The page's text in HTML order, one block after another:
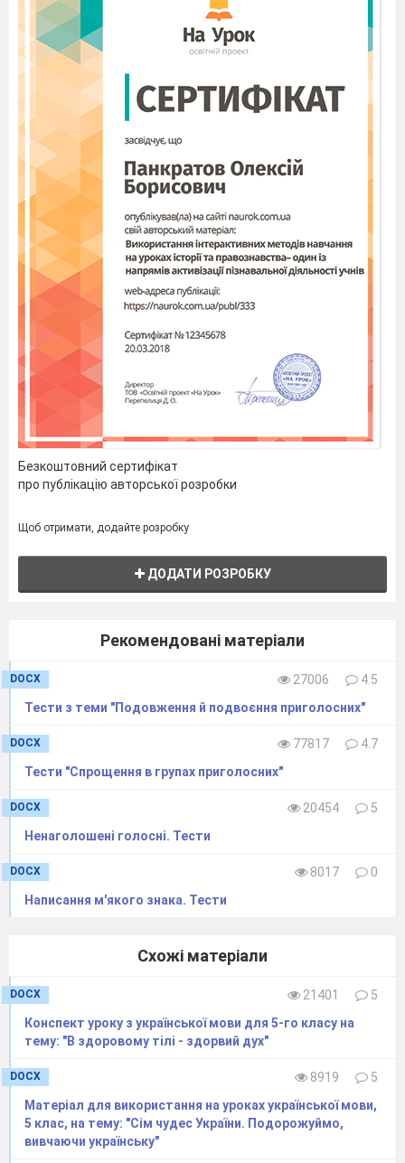
знань,формування практичних умінь і навичок
на основі набутих знань.
Цілевизначення:
Учень буде вміти:
Пояснити основні закономірності
чергуванняу-в, і-й
Правильно писати слова із зазначеною
Знаходити подану орфограму в текстах;
Учень буде знати:
Що таке чергування;
Основні закономірності чергуванняу-в,
і-й.
Правила написання слів із зазначеною
орфограмою.
Форма проведення:
інтерактивнихметодів :робота в парах,
«Незакінчене речення»,
«Асоціації»,
«Лінгвістичне дослідження»
І садив ці вишеньки малі,
і поважні пустуни – джмелі.
В. Симоненко
1. Емоційне
налаштування учнів до уроку.
Колективна бесіда.
бджіл і джмелів – пустунів?
- з ким з цих образів ви асоціюєте себе у житті?
- що ж необхідно, щоб не бути у житті
джмелем - пустуном?
- отож, сьогодні ми з вами як бджілки –
знань рідної мови.
2. Асоціативний кущ «Українська мова»
українську мову?
(слайд 3)
- а ще
українська мова – одна з
наймилозвучніших мов у світі. Саме такими
були підсумки Всесвітніх конкурсів мов, які
відбувалися в Парижі. Двічі українській мові
надано третє місце після французької та
італійської (1928 р.) і після
Безкоштовний сертифікат
про публікацію авторської розробки
Щоб отримати, додайте розробку
ДОДАТИ РОЗРОБКУ
Рекомендовані матеріали
DOCX 27006
4.5
Тести з теми "Подовження й подвоєння приголосних"
DOCX 77817
4.7
Тести "Спрощення в групах приголосних"
DOCX 20454
5
Ненаголошені голосні. Тести
DOCX 8017
0
Написання м'якого знака. Тести
Схожі матеріали
DOCX 21401
5
Конспект уроку з української мови для 5-го класу на
тему: "В здоровому тілі - здорвий дух"
DOCX 8919
5
Матеріал для використання на уроках української мови,
5 клас, на тему: "Сім чудес України. Подорожуймо,
вивчаючи українську"